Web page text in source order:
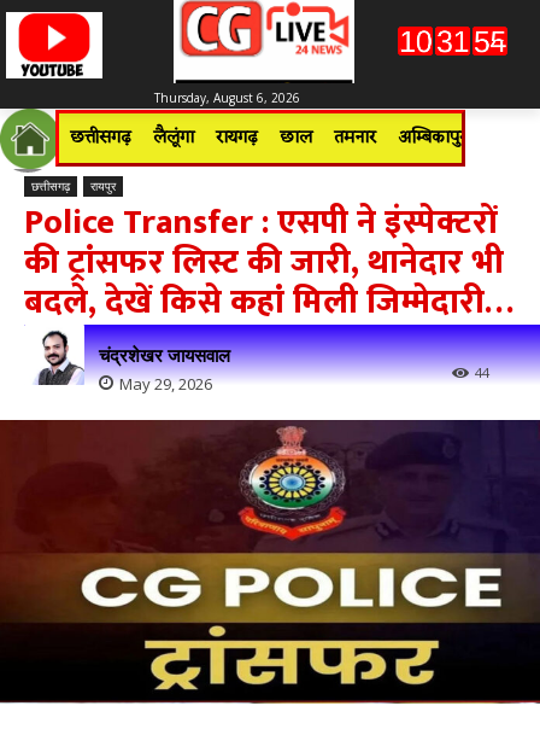
Thursday, August 6, 2026
छत्तीसगढ़ लैलूंगा रायगढ़ छाल तमनार अम्बिकापुर
छत्तीसगढ़ रायपुर
Police Transfer : एसपी ने इंस्पेक्टरों
की ट्रांसफर लिस्ट की जारी, थानेदार भी
बदले, देखें किसे कहां मिली जिम्मेदारी…
चंद्रशेखर जायसवाल
May 29, 2026 44